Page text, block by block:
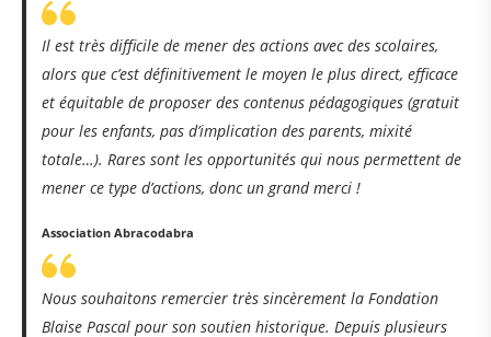
Il est très difficile de mener des actions avec des scolaires,
alors que c’est définitivement le moyen le plus direct, efficace
et équitable de proposer des contenus pédagogiques (gratuit
pour les enfants, pas d’implication des parents, mixité
totale…). Rares sont les opportunités qui nous permettent de
mener ce type d’actions, donc un grand merci !
Association Abracodabra
Nous souhaitons remercier très sincèrement la Fondation
Blaise Pascal pour son soutien historique. Depuis plusieurs